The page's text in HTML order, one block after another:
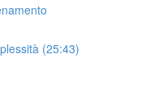
(25:43)